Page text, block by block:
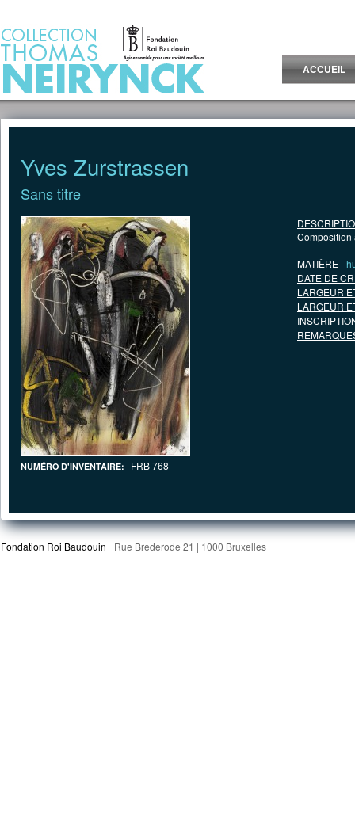
ACCUEIL
Yves Zurstrassen
Sans titre
NUMÉRO D'INVENTAIRE: FRB 768
Composition
MATIÈRE
DATE DE
LARGEUR
LARGEUR
Fondation Roi Baudouin Rue Brederode 21 | 1000 Bruxelles